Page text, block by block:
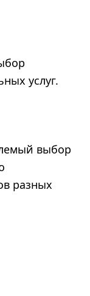
услуг.
выбор
разных